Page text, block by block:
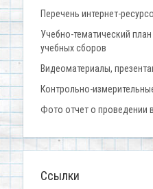
Перечень интернет-
Учебно-тематический
учебных сборов
Видеоматериалы,
Контрольно-
Фото отчет о проведении
Ссылки